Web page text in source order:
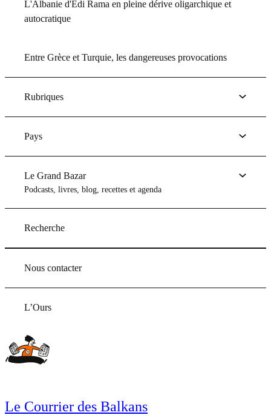
L'Albanie d'Edi Rama en pleine dérive oligarchique et
autocratique
Entre Grèce et Turquie, les dangereuses provocations
Rubriques
Pays
Le Grand Bazar
Podcasts, livres, blog, recettes et agenda
Recherche
Nous contacter
L’Ours
Le Courrier des Balkans